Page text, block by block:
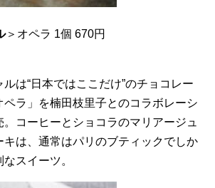
＞オペラ 1個 670円
は“日本ではここだけ”のチョコレー
ペラ」を楠田枝里子とのコラボレーシ
。コーヒーとショコラのマリアージュ
キは、通常はパリのブティックでしか
スイーツ。